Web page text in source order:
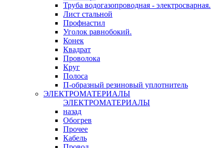
Труба водогазопроводная - электросварная.
Лист стальной
Профнастил
Уголок равнобокий.
Конек
Квадрат
Проволока
Круг
Полоса
П-образный резиновый уплотнитель
ЭЛЕКТРОМАТЕРИАЛЫ
ЭЛЕКТРОМАТЕРИАЛЫ
назад
Обогрев
Прочее
Кабель